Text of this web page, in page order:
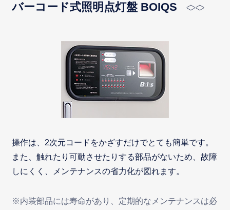
バーコード式照明点灯盤 BOIQS
操作は、2次元コードをかざすだけでとても簡単です。
また、触れたり可動させたりする部品がないため、故障
しにくく、メンテナンスの省力化が図れます。
※内装部品には寿命があり、定期的なメンテナンスは必